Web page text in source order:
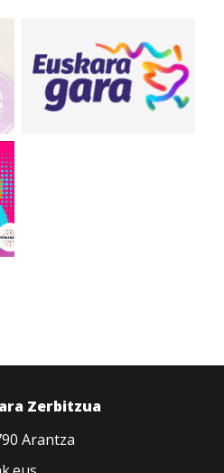
Zerbitzua
Arantza